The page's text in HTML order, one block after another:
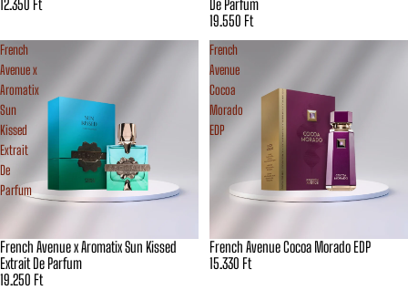
12.350 Ft
De Parfum
19.550 Ft
French
Avenue x
Aromatix
Sun
Kissed
Extrait
De
Parfum
French Avenue x Aromatix Sun Kissed
Extrait De Parfum
19.250 Ft
French
Avenue
Cocoa
Morado
EDP
French Avenue Cocoa Morado EDP
15.330 Ft